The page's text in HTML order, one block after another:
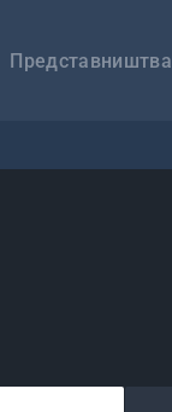
Представништва